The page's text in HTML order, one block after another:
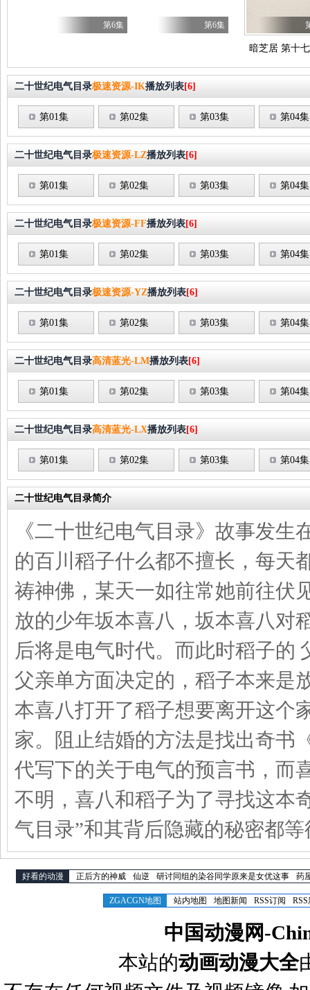
第6集 第6集
暗芝居 第十
二十世纪电气目录极速资源-IK播放列表[6]
第01集 第02集 第03集 第04集
二十世纪电气目录极速资源-LZ播放列表[6]
第01集 第02集 第03集 第04集
二十世纪电气目录极速资源-FF播放列表[6]
第01集 第02集 第03集 第04集
二十世纪电气目录极速资源-YZ播放列表[6]
第01集 第02集 第03集 第04集
二十世纪电气目录高清蓝光-LM播放列表[6]
第01集 第02集 第03集 第04集
二十世纪电气目录高清蓝光-LX播放列表[6]
第01集 第02集 第03集 第04集
二十世纪电气目录简介
《二十世纪电气目录》故事发
的百川稻子什么都不擅长，每天
祷神佛，某天一如往常她前往伏
放的少年坂本喜八，坂本喜八对
后将是电气时代。而此时稻子的
父亲单方面决定的，稻子本来是
本喜八打开了稻子想要离开这个
家。阻止结婚的方法是找出奇书
代写下的关于电气的预言书，而
不明，喜八和稻子为了寻找这本
气目录”和其背后隐藏的秘密都
好看的动漫 正后方的神威 仙逆 研讨同组的染谷同学原来是女优这事 药
ZGACGN地图 站内地图 地图新闻 RSS订阅
中国动漫网-
本站的动画动漫大全